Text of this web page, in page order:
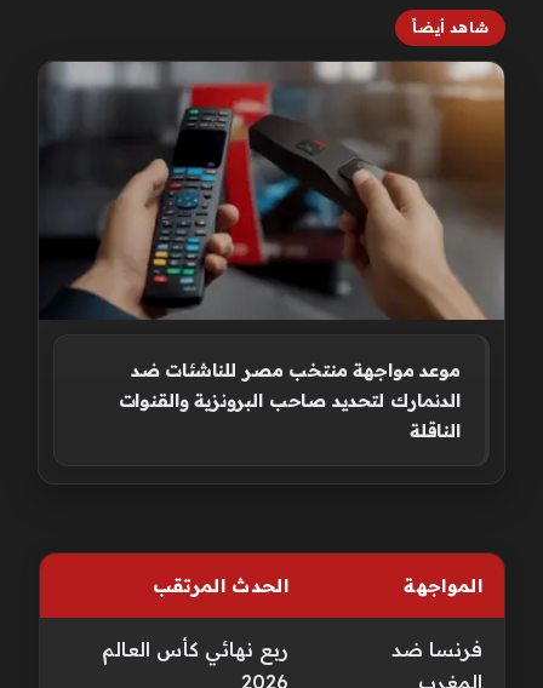
شاهد أيضاً
موعد مواجهة منتخب مصر للناشئات ضد
الدنمارك لتحديد صاحب البرونزية والقنوات
الناقلة
المواجهة الحدث المرتقب
فرنسا ضد
المغرب
ربع نهائي كأس العالم
2026